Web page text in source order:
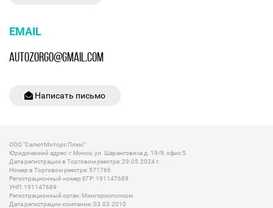
EMAIL
AUTOZORGO@GMAIL.COM
Написать письмо
ООО "СалютМоторс Плюс"
Юридический адрес: г.Минск, ул. Шаранговича д. 19/9, офис 5
Дата регистрации в Торговом реестре: 29.05.2024 г.
Номер в Торговом реестре: 571766
Регистрационный номер ЕГР: 191147689
УНП: 191147689
Регистрационный орган: Мингорисполком
Дата регистрации компании: 03.03.2010